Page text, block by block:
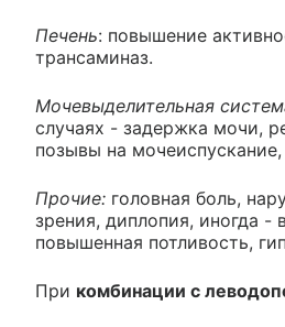
Печень: повышение
трансаминаз.
Мочевыделительная
случаях - задержка мочи,
позывы на
Прочие: головная боль,
зрения, диплопия, иногда -
повышенная потливость,
При комбинации с